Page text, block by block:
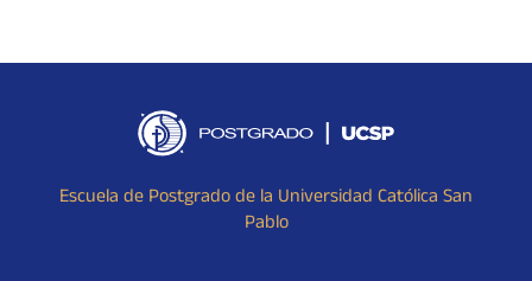
Escuela de Postgrado de la Universidad Católica San
Pablo